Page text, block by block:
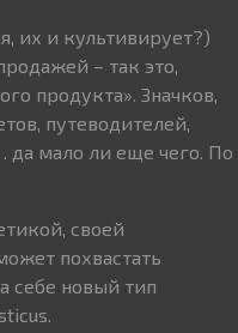
их и культивирует?)
– так это,
продукта». Значков,
путеводителей,
да мало ли еще чего. По
своей
похвастать
себе новый тип